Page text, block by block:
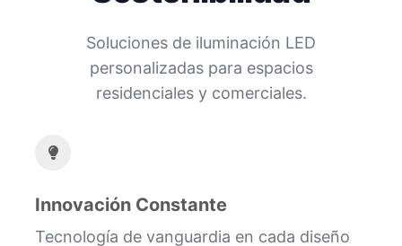
Soluciones de iluminación LED
personalizadas para espacios
residenciales y comerciales.
Innovación Constante
Tecnología de vanguardia en cada diseño